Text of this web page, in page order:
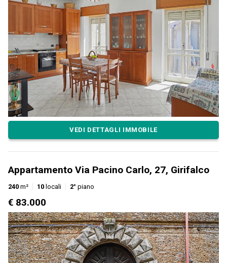
VEDI DETTAGLI IMMOBILE
Appartamento Via Pacino Carlo, 27, Girifalco
240 m² 10 locali 2° piano
€ 83.000